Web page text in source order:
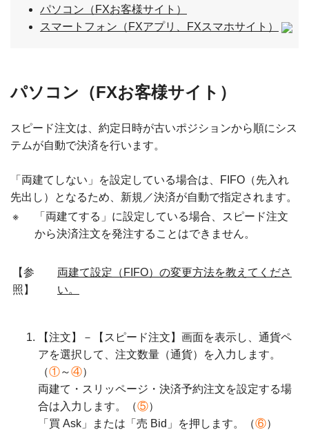
パソコン（FXお客様サイト）
スマートフォン（FXアプリ、FXスマホサイト）
パソコン（FXお客様サイト）
スピード注文は、約定日時が古いポジションから順にシス
テムが自動で決済を行います。
「両建てしない」を設定している場合は、FIFO（先入れ
先出し）となるため、新規／決済が自動で指定されます。
※
「両建てする」に設定している場合、スピード注文
から決済注文を発注することはできません。
【参
照】
両建て設定（FIFO）の変更方法を教えてくださ
い。
【注文】－【スピード注文】画面を表示し、通貨ペ
アを選択して、注文数量（通貨）を入力します。
（①～④）
両建て・スリッページ・決済予約注文を設定する場
合は入力します。（⑤）
「買 Ask」または「売 Bid」を押します。（⑥）